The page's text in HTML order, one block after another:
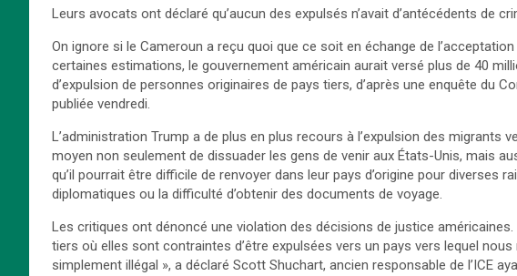
Leurs avocats ont déclaré qu’aucun des expulsés n’avait d’antécédents de
On ignore si le Cameroun a reçu quoi que ce soit en échange de
certaines estimations, le gouvernement américain aurait versé plus de 40
d’expulsion de personnes originaires de pays tiers, d’après une enquête du
publiée vendredi.
L’administration Trump a de plus en plus recours à l’expulsion des migrants
moyen non seulement de dissuader les gens de venir aux États-Unis, mais
qu’il pourrait être difficile de renvoyer dans leur pays d’origine pour diverses
diplomatiques ou la difficulté d’obtenir des documents de voyage.
Les critiques ont dénoncé une violation des décisions de justice
tiers où elles sont contraintes d’être expulsées vers un pays vers lequel
simplement illégal », a déclaré Scott Shuchart, ancien responsable de l’ICE